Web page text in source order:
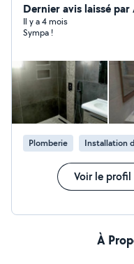
éléments / Rénovation
baignoire, douche italienne et les toilettes. - Régler,
mettre en service et
TRAVAUX
ARMOIRES ÉLECTRIQUES Nous sommes la pour
sécurité puis vous
Dernier avis laissé
Il y a 4 mois
Sympa !
Plomberie Installation
Voir le profil
À